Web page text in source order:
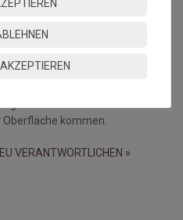
Bildschirmfoto und
gummibeschichteten Matten
kommen.
VERANTWORTLICHEN »